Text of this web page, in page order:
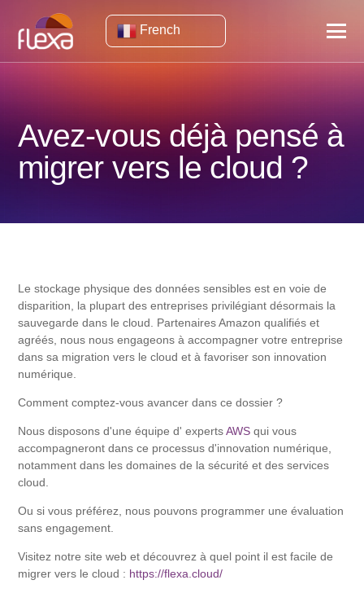
French
Avez-vous déjà pensé à
migrer vers le cloud ?
Le stockage physique des données sensibles est en voie de
disparition, la plupart des entreprises privilégiant désormais la
sauvegarde dans le cloud. Partenaires Amazon qualifiés et
agréés, nous nous engageons à accompagner votre entreprise
dans sa migration vers le cloud et à favoriser son innovation
numérique.
Comment comptez-vous avancer dans ce dossier ?
Nous disposons d'une équipe d' expertsAWS qui vous
accompagneront dans ce processus d'innovation numérique,
notamment dans les domaines de la sécurité et des services
cloud.
Ou si vous préférez, nous pouvons programmer une évaluation
sans engagement.
Visitez notre site web et découvrez à quel point il est facile de
migrer vers le cloud : https://flexa.cloud/